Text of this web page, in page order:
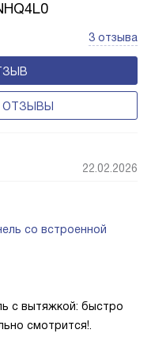
3 отзыва
ОТЗЫВЫ
22.02.2026
со встроенной
с вытяжкой: быстро
смотрится!.